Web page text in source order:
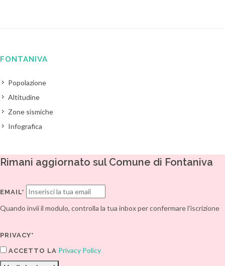
FONTANIVA
Popolazione
Altitudine
Zone sismiche
Infografica
Rimani aggiornato sul Comune di Fontaniva
EMAIL*
Quando invii il modulo, controlla la tua inbox per confermare l'iscrizione
PRIVACY*
ACCETTO LA Privacy Policy